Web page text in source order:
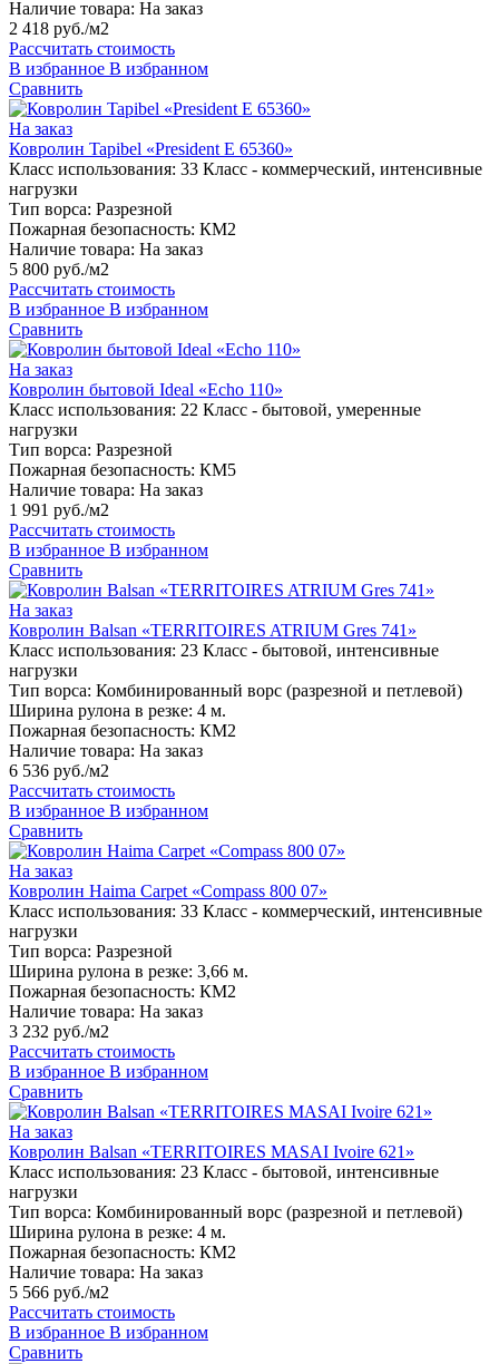
Наличие товара: На заказ
2 418 руб./м2
Рассчитать стоимость
В избранное В избранном
Сравнить
На заказ
Ковролин Tapibel «President E 65360»
Класс использования: 33 Класс - коммерческий, интенсивные
нагрузки
Тип ворса: Разрезной
Пожарная безопасность: КМ2
Наличие товара: На заказ
5 800 руб./м2
Рассчитать стоимость
В избранное В избранном
Сравнить
На заказ
Ковролин бытовой Ideal «Echo 110»
Класс использования: 22 Класс - бытовой, умеренные
нагрузки
Тип ворса: Разрезной
Пожарная безопасность: КМ5
Наличие товара: На заказ
1 991 руб./м2
Рассчитать стоимость
В избранное В избранном
Сравнить
На заказ
Ковролин Balsan «TERRITOIRES ATRIUM Gres 741»
Класс использования: 23 Класс - бытовой, интенсивные
нагрузки
Тип ворса: Комбинированный ворс (разрезной и петлевой)
Ширина рулона в резке: 4 м.
Пожарная безопасность: КМ2
Наличие товара: На заказ
6 536 руб./м2
Рассчитать стоимость
В избранное В избранном
Сравнить
На заказ
Ковролин Haima Carpet «Compass 800 07»
Класс использования: 33 Класс - коммерческий, интенсивные
нагрузки
Тип ворса: Разрезной
Ширина рулона в резке: 3,66 м.
Пожарная безопасность: КМ2
Наличие товара: На заказ
3 232 руб./м2
Рассчитать стоимость
В избранное В избранном
Сравнить
На заказ
Ковролин Balsan «TERRITOIRES MASAI Ivoire 621»
Класс использования: 23 Класс - бытовой, интенсивные
нагрузки
Тип ворса: Комбинированный ворс (разрезной и петлевой)
Ширина рулона в резке: 4 м.
Пожарная безопасность: КМ2
Наличие товара: На заказ
5 566 руб./м2
Рассчитать стоимость
В избранное В избранном
Сравнить